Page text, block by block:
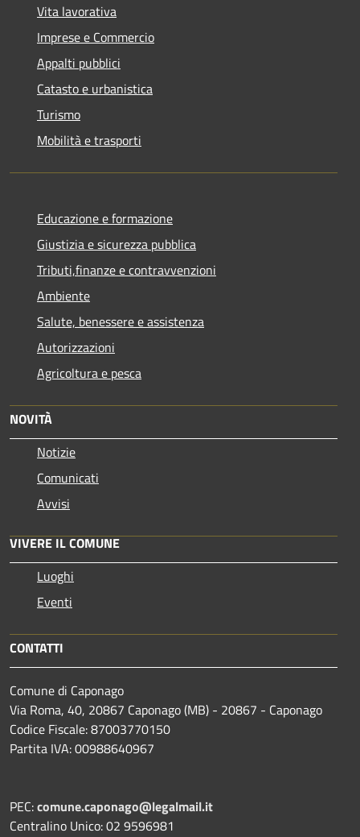
Vita lavorativa
Imprese e Commercio
Appalti pubblici
Catasto e urbanistica
Turismo
Mobilità e trasporti
Educazione e formazione
Giustizia e sicurezza pubblica
Tributi,finanze e contravvenzioni
Ambiente
Salute, benessere e assistenza
Autorizzazioni
Agricoltura e pesca
NOVITÀ
Notizie
Comunicati
Avvisi
VIVERE IL COMUNE
Luoghi
Eventi
CONTATTI
Comune di Caponago
Via Roma, 40, 20867 Caponago (MB) - 20867 - Caponago
Codice Fiscale: 87003770150
Partita IVA: 00988640967
PEC:comune.caponago@legalmail.it
Centralino Unico: 02 9596981